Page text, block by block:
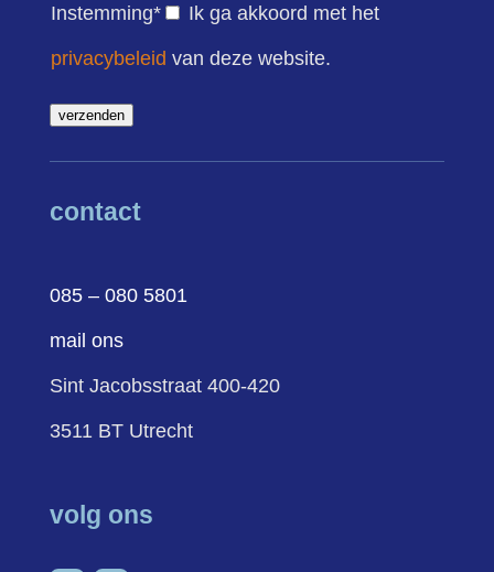
Instemming* Ik ga akkoord met het
privacybeleid van deze website.
verzenden
contact
085 – 080 5801
mail ons
Sint Jacobsstraat 400-420
3511 BT Utrecht
volg ons